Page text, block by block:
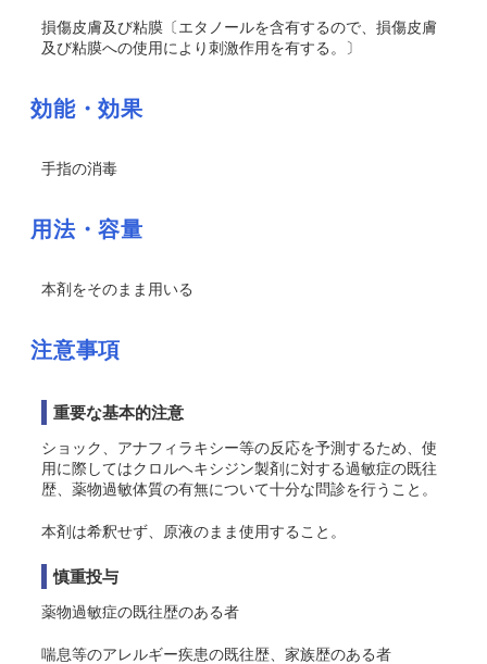
損傷皮膚及び粘膜〔エタノールを含有するので、損傷皮膚
及び粘膜への使用により刺激作用を有する。〕
効能・効果
手指の消毒
用法・容量
本剤をそのまま用いる
注意事項
重要な基本的注意
ショック 、アナフィラキシー等の反応を予測するため、使
用に際してはクロルヘキシジン製剤に対する過敏症の既往
歴、薬物過敏体質の有無について十分な問診を行うこと。
本剤は希釈せず、原液のまま使用すること。
慎重投与
薬物過敏症の既往歴のある者
喘息等のアレルギー疾患の既往歴、家族歴のある者